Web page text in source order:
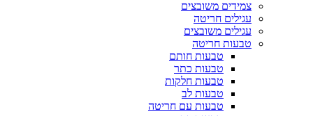
צמידים משובצים
עגילים חריטה
עגילים משובצים
טבעות חריטה
טבעות חותם
טבעות כתר
טבעות חלקות
טבעות לב
טבעות עם חריטה